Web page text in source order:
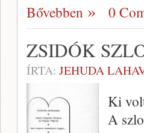
Bővebben 0
ZSIDÓK
ÍRTA: JEHUDA
Ki
A